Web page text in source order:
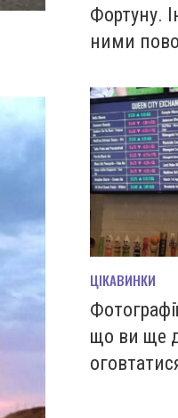
Фортуну.
ними
ЦІКАВИНКИ
що ви ще